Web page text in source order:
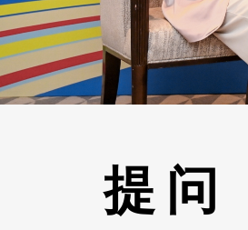
提问